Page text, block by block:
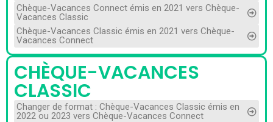
Chèque-Vacances Connect émis en 2021 vers Chèque-
Vacances Classic
Chèque-Vacances Classic émis en 2021 vers Chèque-
Vacances Connect
CHÈQUE-VACANCES
CLASSIC
Changer de format : Chèque-Vacances Classic émis en
2022 ou 2023 vers Chèque-Vacances Connect